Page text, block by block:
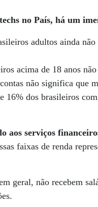
no País, há um
adultos ainda
acima de 18 anos
não significa que
16% dos brasileiros
aos serviços
faixas de renda
geral, não recebem